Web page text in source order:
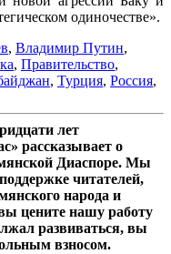
одиночестве».
, Владимир Путин,
, Правительство,
, Турция, Россия,
лет
рассказывает о
Диаспоре. Мы
читателей,
народа и
цените нашу работу
развиваться, вы
взносом.